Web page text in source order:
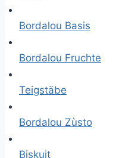
Bordalou Basis
Bordalou Fruchte
Teigstäbe
Bordalou Zùsto
Biskuit